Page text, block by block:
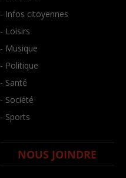
- Infos citoyennes
- Loisirs
- Musique
- Politique
- Santé
- Société
- Sports
NOUS JOINDRE